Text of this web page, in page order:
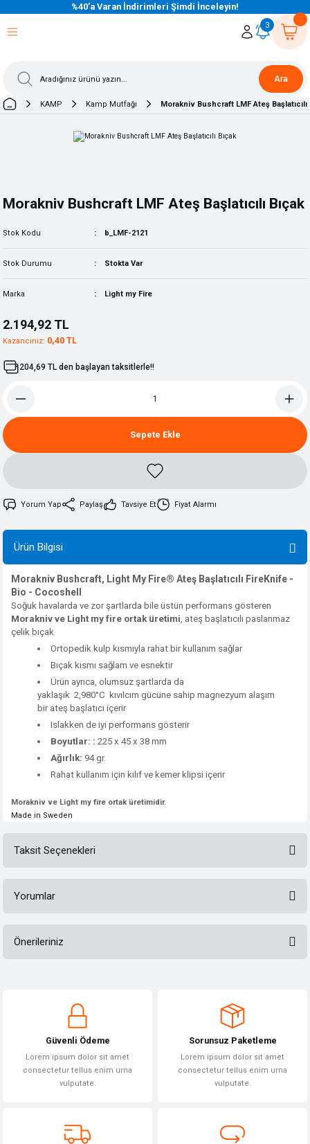
%40’a Varan İndirimleri Şimdi İnceleyin!
Ara
3
KAMP Kamp Mutfağı Morakniv Bushcraft LMF Ateş Başlatıcılı
Morakniv Bushcraft LMF Ateş Başlatıcılı Bıçak
Stok Kodu b_LMF-2121
Stok Durumu Stokta Var
Marka Light my Fire
2.194,92 TL
Kazancınız: 0,40 TL
204,69 TL den başlayan taksitlerle!!
Sepete Ekle
Yorum Yap Paylaş Tavsiye Et Fiyat Alarmı
Ürün Bilgisi
Morakniv Bushcraft, Light My Fire® Ateş Başlatıcılı FireKnife -
Bio - Cocoshell
Soğuk havalarda ve zor şartlarda bile üstün performans gösteren
Morakniv ve Light my fire ortak üretimi, ateş başlatıcılı paslanmaz
çelik bıçak
Ortopedik kulp kısmıyla rahat bir kullanım sağlar
Bıçak kısmı sağlam ve esnektir
Ürün ayrıca, olumsuz şartlarda da
yaklaşık 2,980°C kıvılcım gücüne sahip magnezyum alaşım
bir ateş başlatıcı içerir
Islakken de iyi performans gösterir
Boyutlar: : 225 x 45 x 38 mm
Ağırlık: 94 gr.
Rahat kullanım için kılıf ve kemer klipsi içerir
Morakniv ve Light my fire ortak üretimidir.
Made in Sweden
Taksit Seçenekleri
Yorumlar
Önerileriniz
Görüş ve önerileriniz için teşekkür ederiz.
Ürün açıklamasında eksik bilgiler bulunuyor.
Ürün bilgilerinde hatalar bulunuyor.
Bu ürüne benzer farklı alternatifler olmalı.
Güvenli Ödeme
Lorem ipsum dolor sit amet
consectetur tellus enim urna
vulputate.
Sorunsuz Paketleme
Lorem ipsum dolor sit amet
consectetur tellus enim urna
vulputate.